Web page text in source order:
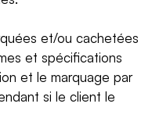
et/ou cachetées
et spécifications
et le marquage par
si le client le